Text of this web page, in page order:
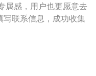
属感，用户也更愿意去
写联系信息，成功收集